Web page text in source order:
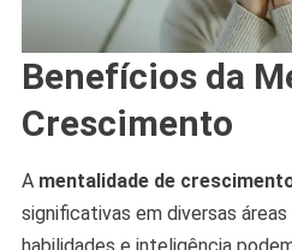
Benefícios da
Crescimento
A mentalidade de
significativas em diversas